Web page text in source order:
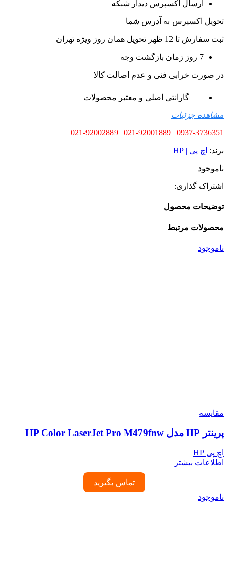
ارسال اکسپرس دیدار شبکه
تحویل اکسپرس به آدرس شما
ثبت سفارش تا 12 ظهر تحویل همان روز ویژه تهران
7 روز زمان بازگشت وجه
در صورت خرابی فنی و عدم اصالت کالا
گارانتی اصلی و معتبر محصولات
مشاهده جزئیات
0937-3736351
|
021-92001889
|
021-92002889
برند: اچ پی | HP
ناموجود
اشتراک گذاری:
توضیحات محصول
محصولات مرتبط
ناموجود
مقایسه
پرینتر HP مدل HP Color LaserJet Pro M479fnw
اچ پی HP
اطلاعات بیشتر
تماس بگیرید
ناموجود